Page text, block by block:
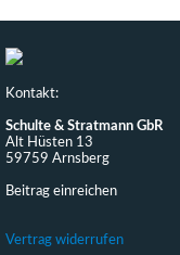
Kontakt:
Schulte & Stratmann GbR
Alt Hüsten 13
59759 Arnsberg
Beitrag einreichen
Vertrag widerrufen